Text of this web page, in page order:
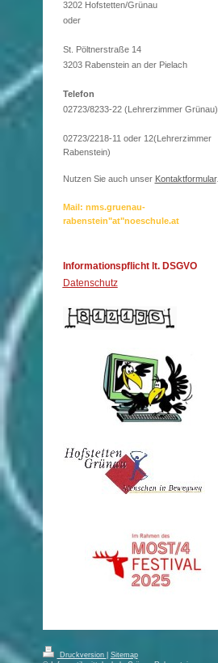
3202 Hofstetten/Grünau
oder
St. Pöltnerstraße 14
3203 Rabenstein an der Pielach
Telefon
02723/8233-22 (Lehrerzimmer Grünau)
02723/2218-11 oder 12(Lehrerzimmer
Rabenstein)
Nutzen Sie auch unser Kontaktformular.
Mail: nms.gruenau-
rabenstein"at"noeschule.at
Informationspflicht lt. DSGVO
Datenschutz
Druckversion
Sitemap